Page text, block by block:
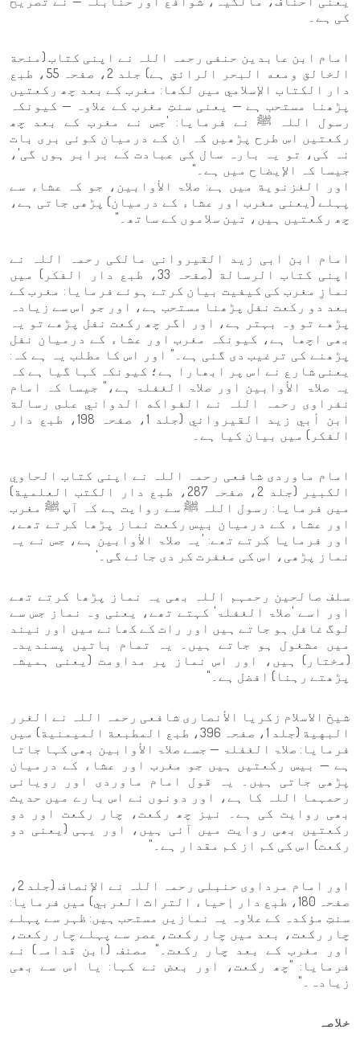
کی ہے۔
امام ابن عابدین حنفی رحمہ اللہ نے اپنی کتاب (منحة
الخالق ومعه البحر الرائق ہے) جلد 2، صفحہ 55، طبع
دار الكتاب الإسلامي میں لکھا: مغرب کے بعد چھ رکعتیں
پڑھنا مستحب ہے — یعنی سنتِ مغرب کے علاوہ — کیونکہ
رسول اللہ ﷺ نے فرمایا: 'جس نے مغرب کے بعد چھ
رکعتیں اس طرح پڑھیں کہ ان کے درمیان کوئی بری بات
نہ کی، تو یہ بارہ سال کی عبادت کے برابر ہوں گی'،
جیسا کہ الإيضاح میں ہے۔"
اور الغزنوية میں ہے: صلاۃ الأوابین، جو کہ عشاء سے
پہلے (یعنی مغرب اور عشاء کے درمیان) پڑھی جاتی ہے،
چھ رکعتیں ہیں، تین سلاموں کے ساتھ۔"
امام ابن ابی زید القیروانی مالکی رحمہ اللہ نے
اپنی کتاب الرسالة (صفحہ 33، طبع دار الفكر) میں
نمازِ مغرب کی کیفیت بیان کرتے ہوئے فرمایا: مغرب کے
بعد دو رکعت نفل پڑھنا مستحب ہے، اور جو اس سے زیادہ
پڑھے تو وہ بہتر ہے، اور اگر چھ رکعت نفل پڑھے تو یہ
بھی اچھا ہے، کیونکہ مغرب اور عشاء کے درمیان نفل
پڑھنے کی ترغیب دی گئی ہے۔" اور اس کا مطلب یہ ہے کہ:
یعنی شارع نے اس پر ابھارا ہے؛ کیونکہ کہا گیا ہے کہ
یہ صلاۃ الأوابین اور صلاۃ الغفلۃ ہے،" جیسا کہ امام
نفراوی رحمہ اللہ نے الفواكه الدواني على رسالة
ابن أبي زيد القيرواني (جلد 1، صفحہ 198، طبع دار
الفكر) میں بیان کیا ہے۔
امام ماوردی شافعی رحمہ اللہ نے اپنی کتاب الحاوي
الكبير (جلد 2، صفحہ 287، طبع دار الكتب العلمية)
میں فرمایا: رسول اللہ ﷺ سے روایت ہے کہ آپ ﷺ مغرب
اور عشاء کے درمیان بیس رکعت نماز پڑھا کرتے تھے،
اور فرمایا کرتے تھے: 'یہ صلاۃ الأوابین ہے، جس نے یہ
نماز پڑھی، اس کی مغفرت کر دی جائے گی۔'
سلف صالحین رحمہم اللہ بھی یہ نماز پڑھا کرتے تھے
اور اسے 'صلاۃ الغفلۃ' کہتے تھے، یعنی وہ نماز جس سے
لوگ غافل ہو جاتے ہیں اور رات کے کھانے میں اور نیند
میں مشغول ہو جاتے ہیں۔ یہ تمام باتیں پسندیدہ
(مختار) ہیں، اور اس نماز پر مداومت (یعنی ہمیشہ
پڑھتے رہنا) افضل ہے۔"
شیخ الاسلام زکریا الأنصاری شافعی رحمہ اللہ نے الغرر
البهية (جلد 1، صفحہ 396، طبع المطبعة الميمنية) میں
فرمایا: صلاۃ الغفلۃ — جسے صلاۃ الأوابین بھی کہا جاتا
ہے — بیس رکعتیں ہیں جو مغرب اور عشاء کے درمیان
پڑھی جاتی ہیں۔ یہ قول امام ماوردی اور رویانی
رحمہما اللہ کا ہے، اور دونوں نے اس بارے میں حدیث
بھی روایت کی ہے۔ نیز چھ رکعت، چار رکعت اور دو
رکعتیں بھی روایت میں آئی ہیں، اور یہی (یعنی دو
رکعت) اس کی کم از کم مقدار ہے۔"
اور امام مرداوی حنبلی رحمہ اللہ نے الإنصاف (جلد 2،
صفحہ 180، طبع دار إحياء التراث العربي) میں فرمایا:
سنتِ مؤکدہ کے علاوہ یہ نمازیں مستحب ہیں: ظہر سے پہلے
چار رکعت، بعد میں چار رکعت، عصر سے پہلے چار رکعت،
اور مغرب کے بعد چار رکعت۔" مصنف (ابن قدامہ) نے
فرمایا: "چھ رکعت، اور بعض نے کہا: یا اس سے بھی
زیادہ۔"
خلاصہ